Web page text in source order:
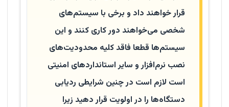
قرار خواهند داد و برخی با سیستم‌های
شخصی می‌خواهند دور کاری کنند و این
سیستم‌ها قطعا فاقد کلیه محدودیت‌های
نصب نرم‌افزار و سایر استانداردهای امنیتی
است لازم است در چنین شرایطی ردیابی
دستگاه‌ها را در اولویت قرار دهید زیرا